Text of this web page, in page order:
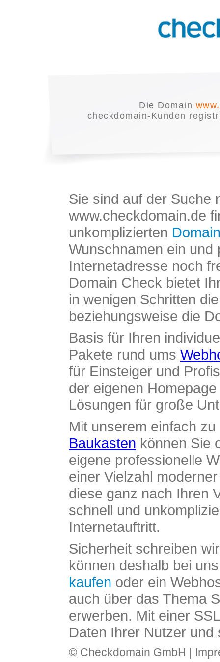
Die Domain
checkdomain-Kunden
Sie sind auf der Suche
www.checkdomain.de
unkomplizierten
Wunschnamen ein und
Internetadresse noch
Domain Check bietet
in wenigen Schritten
beziehungsweise die
Basis für Ihren
Pakete rund ums
für Einsteiger und
der eigenen
Lösungen für große
Mit unserem einfach
Baukasten können Sie
eigene professionelle
einer Vielzahl
diese ganz nach Ihren
schnell und
Internetauftritt.
Sicherheit schreiben
können deshalb bei
kaufen oder ein
auch über das Thema
erwerben. Mit einer
Daten Ihrer Nutzer und
© Checkdomain GmbH |